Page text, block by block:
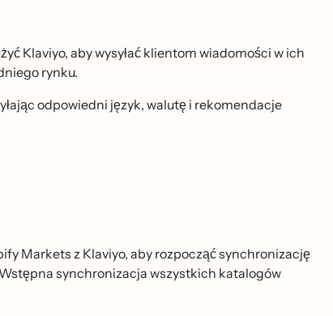
Klaviyo, aby wysyłać klientom wiadomości w ich
rynku.
odpowiedni język, walutę i rekomendacje
Markets z Klaviyo, aby rozpocząć synchronizację
synchronizacja wszystkich katalogów